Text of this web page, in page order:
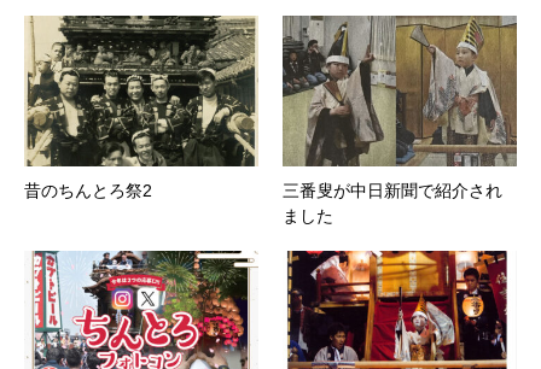
昔のちんとろ祭2
三番叟が中日新聞で紹介され
ました